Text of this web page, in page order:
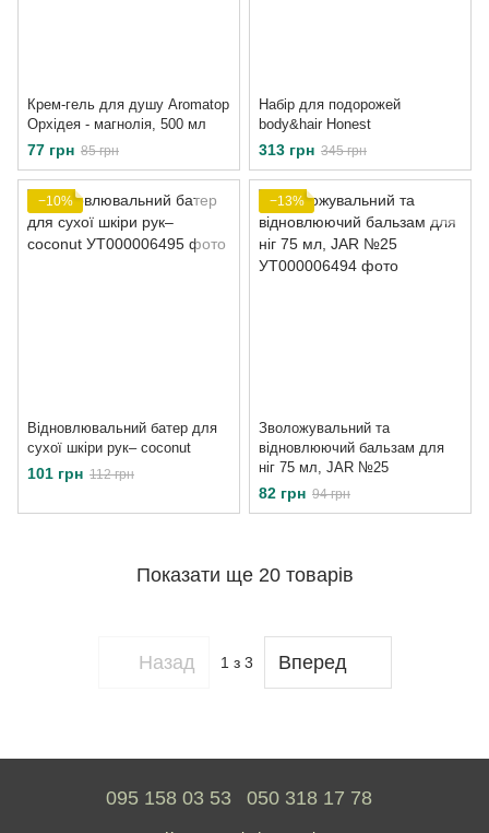
Крем-гель для душу Aromatop
Орхідея - магнолія, 500 мл
77 грн 85 грн
Набір для подорожей
body&hair Honest
313 грн 345 грн
−10%
Відновлювальний батер для
сухої шкіри рук– coconut
101 грн 112 грн
−13%
Зволожувальний та
відновлюючий бальзам для
ніг 75 мл, JAR №25
82 грн 94 грн
Показати ще 20 товарів
Назад 1 з 3 Вперед
095 158 03 53 050 318 17 78